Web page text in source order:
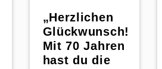
„Herzlichen
Glückwunsch!
Mit 70 Jahren
hast du die